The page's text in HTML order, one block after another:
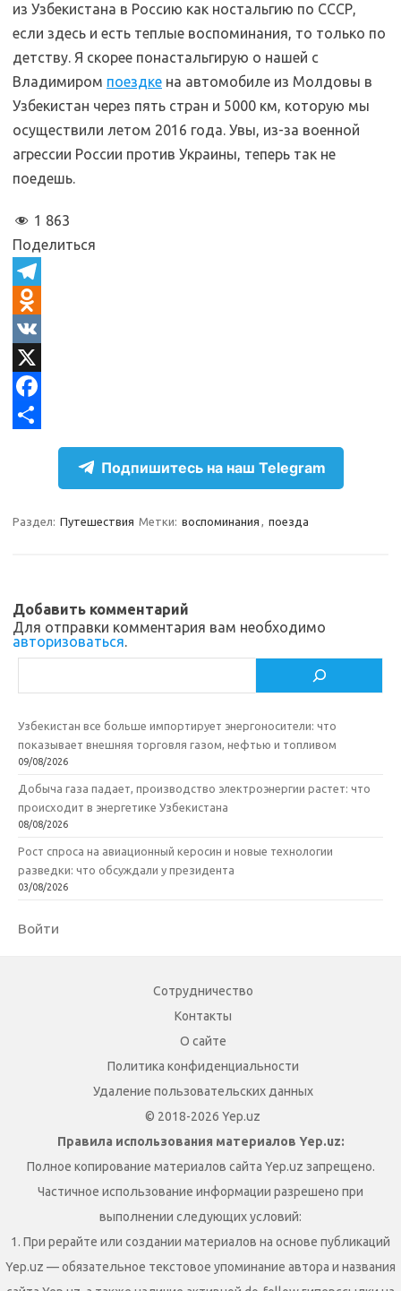
из Узбекистана в Россию как ностальгию по СССР,
если здесь и есть теплые воспоминания, то только по
детству. Я скорее понастальгирую о нашей с
Владимиром поездке на автомобиле из Молдовы в
Узбекистан через пять стран и 5000 км, которую мы
осуществили летом 2016 года. Увы, из-за военной
агрессии России против Украины, теперь так не
поедешь.
1 863
Поделиться
T
e
e
g
O
d
n
o
s
i
k
V
KX
F
b
k
р
и
т
Подпишитесь на наш Telegram
Раздел: Путешествия Метки: воспоминания , поезда
Добавить комментарий
Для отправки комментария вам необходимо
авторизоваться.
Узбекистан все больше импортирует энергоносители: что
показывает внешняя торговля газом, нефтью и топливом
09/08/2026
Добыча газа падает, производство электроэнергии растет: что
происходит в энергетике Узбекистана
08/08/2026
Рост спроса на авиационный керосин и новые технологии
разведки: что обсуждали у президента
03/08/2026
Войти
Сотрудничество
Контакты
О сайте
Политика конфиденциальности
Удаление пользовательских данных
© 2018-2026 Yep.uz
Правила использования материалов Yep.uz:
Полное копирование материалов сайта Yep.uz запрещено.
Частичное использование информации разрешено при
выполнении следующих условий:
1. При рерайте или создании материалов на основе публикаций
Yep.uz — обязательное текстовое упоминание автора и названия